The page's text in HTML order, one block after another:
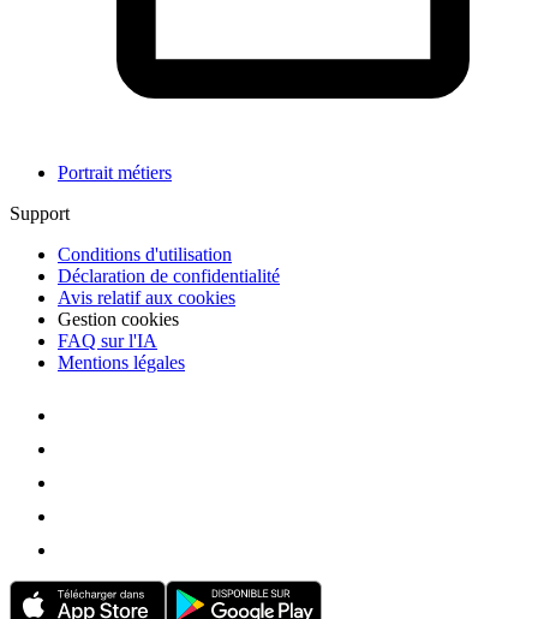
Portrait métiers
Support
Conditions d'utilisation
Déclaration de confidentialité
Avis relatif aux cookies
Gestion cookies
FAQ sur l'IA
Mentions légales